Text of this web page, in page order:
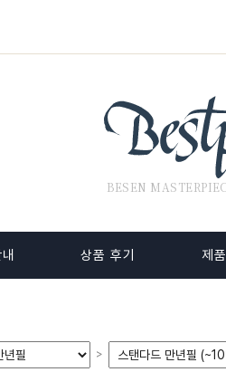
BESEN
상품 후기 제
>